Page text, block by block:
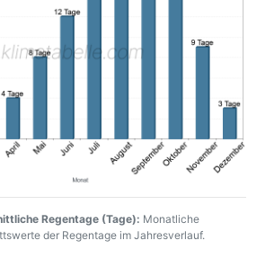
Regentage (Tage): Monatliche
der Regentage im Jahresverlauf.